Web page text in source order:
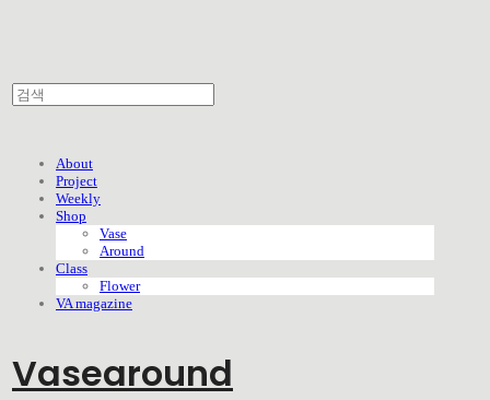
About
Project
Weekly
Shop
Vase
Around
Class
Flower
VA magazine
Vasearound